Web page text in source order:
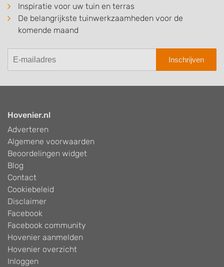
Inspiratie voor uw tuin en terras
De belangrijkste tuinwerkzaamheden voor de
komende maand
Inschrijven
Hovenier.nl
Adverteren
Algemene voorwaarden
Beoordelingen widget
Blog
Contact
Cookiebeleid
Disclaimer
Facebook
Facebook community
Hovenier aanmelden
Hovenier overzicht
Inloggen